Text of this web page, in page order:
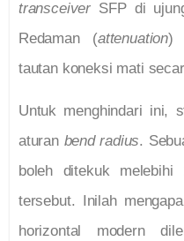
transceiver SFP di
Redaman (attenuation)
tautan koneksi mati
Untuk menghindari ini,
aturan bend radius.
boleh ditekuk
tersebut. Inilah mengapa
horizontal modern